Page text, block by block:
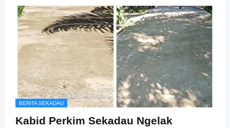
BERITA SEKADAU
Kabid Perkim Sekadau Ngelak